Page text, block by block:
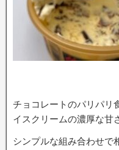
チョコレートのパリパリ
イスクリームの濃厚な甘
シンプルな組み合わせで